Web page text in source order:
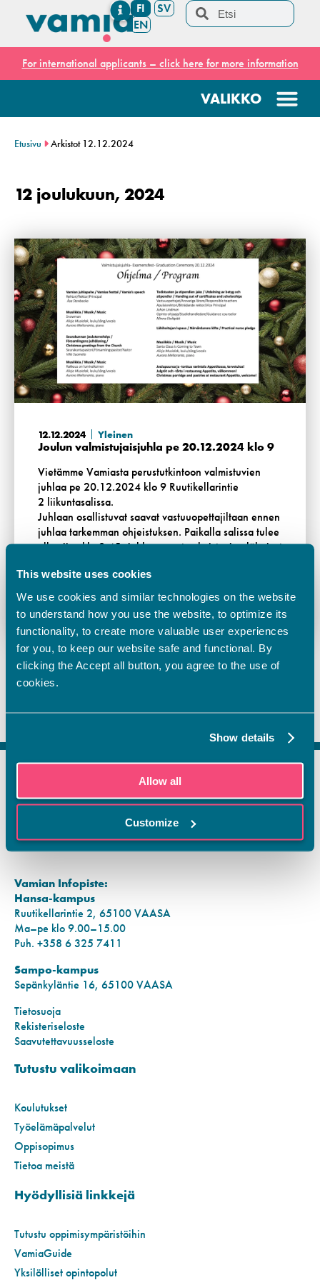
This website uses cookies
We use cookies and similar technologies on the website
to understand how you use the website, to optimize its
functionality, to create more valuable user experiences
for you, to keep our website safe and functional. By
clicking the Accept all button, you agree to the use of
cookies.
Show details
Allow all
Customize
FI
SV
EN
For international applicants – click here for more information
Etusivu Arkistot 12.12.2024
12 joulukuun, 2024
12.12.2024 Yleinen
Joulun valmistujaisjuhla pe 20.12.2024 klo 9
Vietämme Vamiasta perustutkintoon valmistuvien
juhlaa pe 20.12.2024 klo 9 Ruutikellarintie
2 liikuntasalissa.
Juhlaan osallistuvat saavat vastuuopettajiltaan ennen
juhlaa tarkemman ohjeistuksen. Paikalla salissa tulee
olla viim. klo 8.45. Juhlaan ovat valmistuvien läheiset
Lue lisää
FI
EN
YHTEYSTIEDOT
Vamian Infopiste:
Hansa-kampus
Ruutikellarintie 2, 65100 VAASA
Ma–pe klo 9.00–15.00
Puh. +358 6 325 7411
Sampo-kampus
Sepänkyläntie 16, 65100 VAASA
Tietosuoja
Rekisteriseloste
Saavutettavuusseloste
Tutustu valikoimaan
Koulutukset
Työelämäpalvelut
Oppisopimus
Tietoa meistä
Hyödyllisiä linkkejä
Tutustu oppimisympäristöihin
VamiaGuide
Yksilölliset opintopolut